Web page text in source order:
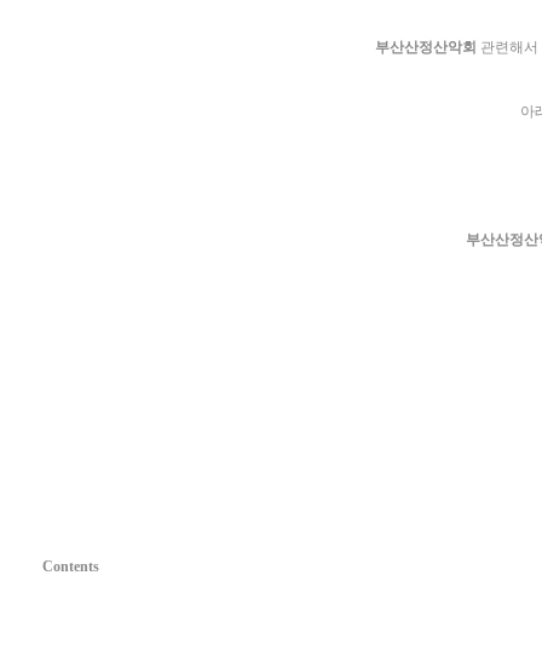
부­산­산­정­산­악­회 관련해
아
부­산­산­정­산­
Contents